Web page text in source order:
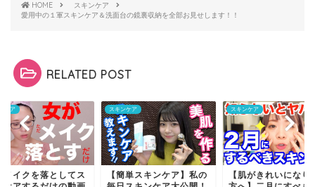
HOME
スキンケア
愛用中の１軍スキンケア＆洗面台の鏡裏収納を全部お見せします！！
RELATED POST
ケア
メイクを落としてス
スキンケア
【簡単スキンケア】私の
スキンケア
【肌がきれいになり